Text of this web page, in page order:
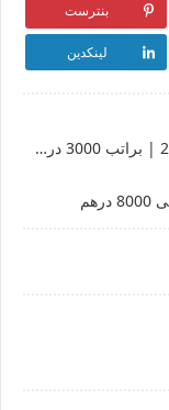
بنترست
لينكدين
البحث عن عمل في طنجة محلات ملابس 2024 | براتب 3000 درهم